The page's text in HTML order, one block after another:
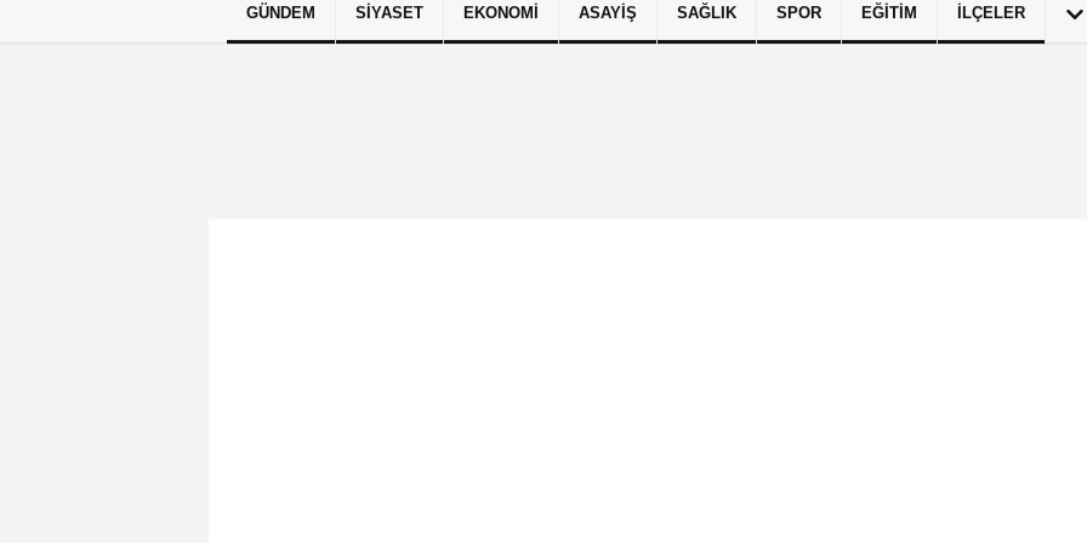
Künye İletişim Çerez Politikası Gizlilik İlkeleri
GÜNDEM SIYASET EKONOMI ASAYIŞ SAĞLIK SPOR EĞITIM İLÇELER